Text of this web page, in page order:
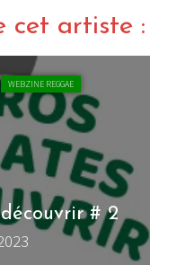
cet artiste :
WEBZINE REGGAE
# 2